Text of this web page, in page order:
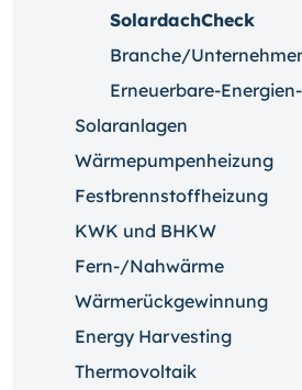
SolardachCheck
Branche/
Erneuerbare-
Solaranlagen
Wärmepumpenheizung
Festbrennstoffheizung
KWK und BHKW
Fern-/Nahwärme
Wärmerückgewinnung
Energy Harvesting
Thermovoltaik